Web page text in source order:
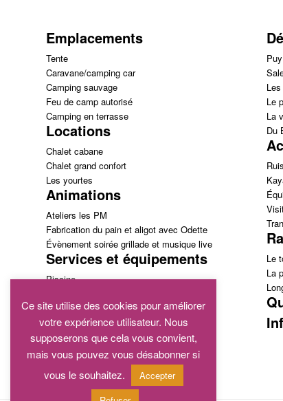
Emplacements
Tente
Caravane/camping car
Camping sauvage
Feu de camp autorisé
Camping en terrasse
Locations
Chalet cabane
Chalet grand confort
Les yourtes
Animations
Ateliers les PM
Fabrication du pain et aligot avec Odette
Évènement soirée grillade et musique live
Services et équipements
Piscine
Ping pong
Tir à l’arc en accès libre
Épicerie
Restaurant
Le
La
Du
Le
La
Ce site utilise des cookies pour améliorer
votre expérience utilisateur. Nous
supposerons que cela vous convient,
mais vous pouvez vous désabonner si
vous le souhaitez.
Accepter